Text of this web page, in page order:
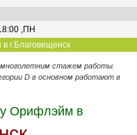
,ПН
г.Благовещенск
стажем работы.
D в основном работают в
Орифлэйм в